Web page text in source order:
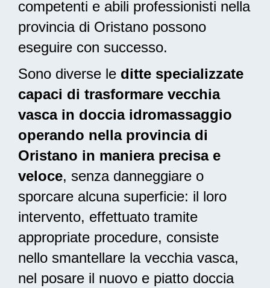
competenti e abili professionisti nella
provincia di Oristano possono
eseguire con successo.
Sono diverse le ditte specializzate
capaci di trasformare vecchia
vasca in doccia idromassaggio
operando nella provincia di
Oristano in maniera precisa e
veloce, senza danneggiare o
sporcare alcuna superficie: il loro
intervento, effettuato tramite
appropriate procedure, consiste
nello smantellare la vecchia vasca,
nel posare il nuovo e piatto doccia